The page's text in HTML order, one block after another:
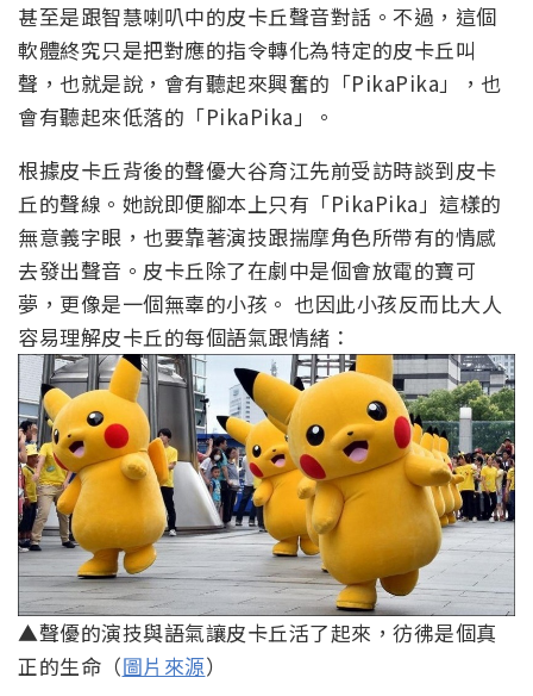
甚至是跟智慧喇叭中的皮卡丘聲音對話。不過，這個
軟體終究只是把對應的指令轉化為特定的皮卡丘叫
聲，也就是說，會有聽起來興奮的「PikaPika」，也
會有聽起來低落的「PikaPika」。
根據皮卡丘背後的聲優大谷育江先前受訪時談到皮卡
丘的聲線。她說即便腳本上只有「PikaPika」這樣的
無意義字眼，也要靠著演技跟揣摩角色所帶有的情感
去發出聲音。皮卡丘除了在劇中是個會放電的寶可
夢，更像是一個無辜的小孩。 也因此小孩反而比大人
容易理解皮卡丘的每個語氣跟情緒：
▲聲優的演技與語氣讓皮卡丘活了起來，彷彿是個真
正的生命（圖片來源）